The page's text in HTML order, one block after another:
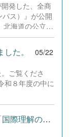
産や、かつて
介があり、本
校からは、日
の魅力を伝え
げだった生徒
揮し、美しい
た。 その後、
小グループ交
や歌手の話題
がこぼれてい
発した、全商
ス）』が公開
海道の公立高
750校以上の
した。 このポ
対策に活用で
リュームを誇
利用者の皆様
プリのさらな
ていく予定で
析し、特にニ
た。 05/22
ご覧くださ
和８年度の中に
【国際教養科】SDGsを英語で提言！「国際理解の集い」を開催